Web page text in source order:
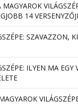
14
SZAVAZZON,
ILYEN MA EGY